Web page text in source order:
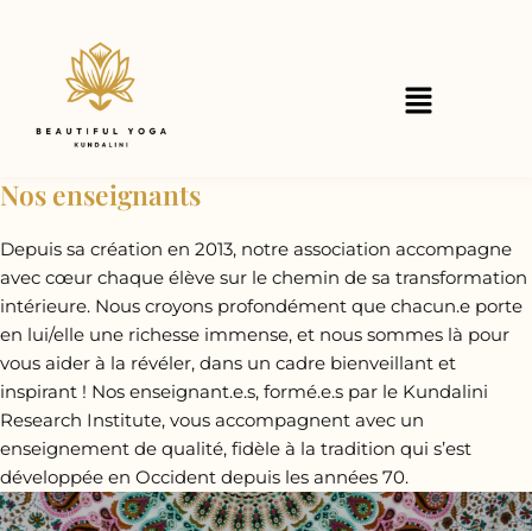
contenu
Menu
Nos enseignants
Depuis sa création en 2013, notre association accompagne
avec cœur chaque élève sur le chemin de sa transformation
intérieure. Nous croyons profondément que chacun.e porte
en lui/elle une richesse immense, et nous sommes là pour
vous aider à la révéler, dans un cadre bienveillant et
inspirant ! Nos enseignant.e.s, formé.e.s par le Kundalini
Research Institute, vous accompagnent avec un
enseignement de qualité, fidèle à la tradition qui s’est
développée en Occident depuis les années 70.